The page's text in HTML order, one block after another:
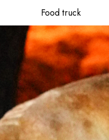
Food truck